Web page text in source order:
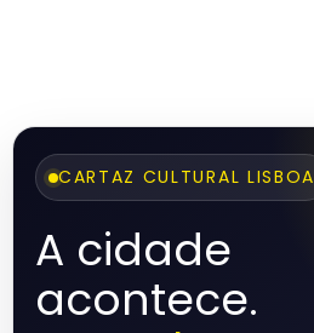
CARTAZ CULTURAL LISBOA
A cidade
acontece.